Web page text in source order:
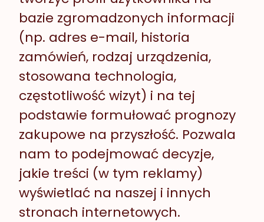
bazie zgromadzonych informacji
(np. adres e-mail, historia
zamówień, rodzaj urządzenia,
stosowana technologia,
częstotliwość wizyt) i na tej
podstawie formułować prognozy
zakupowe na przyszłość. Pozwala
nam to podejmować decyzje,
jakie treści (w tym reklamy)
wyświetlać na naszej i innych
stronach internetowych.